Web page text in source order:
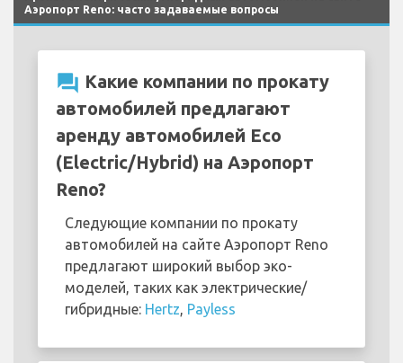
Аэропорт Reno: часто задаваемые вопросы
question_answer Какие компании по прокату
автомобилей предлагают
аренду автомобилей Eco
(Electric/Hybrid) на Аэропорт
Reno?
Следующие компании по прокату
автомобилей на сайте Аэропорт Reno
предлагают широкий выбор эко-
моделей, таких как электрические/
гибридные: Hertz, Payless